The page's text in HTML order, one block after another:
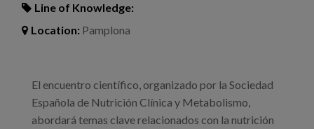
News
Work with us
Line of Knowledge:
Location: Pamplona
El encuentro científico, organizado por la Sociedad
Española de Nutrición Clínica y Metabolismo,
abordará temas clave relacionados con la nutrición